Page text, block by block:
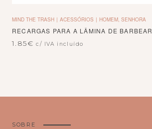
MIND THE TRASH ACESSÓRIOS HOMEM, SENHORA
RECARGAS PARA A LÂMINA DE BARBEAR
1.85€ c/ IVA incluído
SOBRE